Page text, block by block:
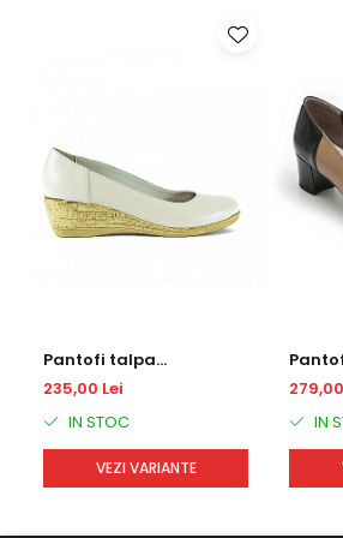
Pantofi talpa
ortopedica DM 2036
235,00 Lei
IN STOC
VEZI VARIANTE
cu toc
IN